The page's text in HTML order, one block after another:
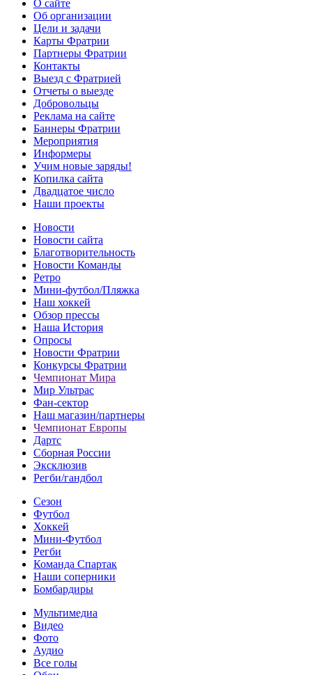
О сайте
Об организации
Цели и задачи
Карты Фратрии
Партнеры Фратрии
Контакты
Выезд с Фратрией
Отчеты о выезде
Добровольцы
Реклама на сайте
Баннеры Фратрии
Мероприятия
Информеры
Учим новые заряды!
Копилка сайта
Двадцатое число
Наши проекты
Новости
Новости сайта
Благотворительность
Новости Команды
Ретро
Мини-футбол/Пляжка
Наш хоккей
Обзор прессы
Наша История
Опросы
Новости Фратрии
Конкурсы Фратрии
Чемпионат Мира
Мир Ультрас
Фан-cектор
Наш магазин/партнеры
Чемпионат Европы
Дартс
Сборная России
Эксклюзив
Регби/гандбол
Сезон
Футбол
Хоккей
Мини-Футбол
Регби
Команда Спартак
Наши соперники
Бомбардиры
Мультимедиа
Видео
Фото
Аудио
Все голы